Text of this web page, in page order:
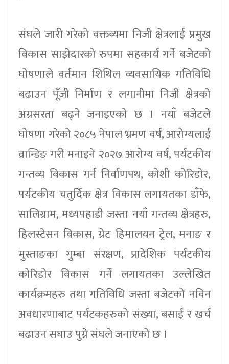
संघले जारी गरेको वक्तव्यमा निजी क्षेत्रलाई प्रमुख
विकास साझेदारको रुपमा सहकार्य गर्ने बजेटको
घोषणाले वर्तमान शिथिल व्यवसायिक गतिविधि
बढाउन पूँजी निर्माण र लगानीमा निजी क्षेत्रको
अग्रसरता बढ्ने जनाइएको छ । नयाँ बजेटले
घोषणा गरेको २०८५ नेपाल भ्रमण वर्ष, आरोग्यलाई
व्रान्डिङ गरी मनाइने २०२७ आरोग्य वर्ष, पर्यटकीय
गन्तव्य विकास गर्न निर्वाणपथ, कोशी कोरिडोर,
पर्यटकीय चतुर्दिक क्षेत्र विकास लगायतका डाँफे,
सालिग्राम, मध्यपहाडी जस्ता नयाँ गन्तव्य क्षेत्रहरु,
हिलस्टेसन विकास, ग्रेट हिमालयन ट्रेल, मनाङ र
मुस्ताङका गुम्बा संरक्षण, प्रादेशिक पर्यटकीय
कोरिडोर विकास गर्ने लगायतका उल्लेखित
कार्यक्रमहरु तथा गतिविधि जस्ता बजेटको नविन
अवधारणाबाट पर्यटकहरुको संख्या, बसाई र खर्च
बढाउन सघाउ पुग्ने संघले जनाएको छ ।